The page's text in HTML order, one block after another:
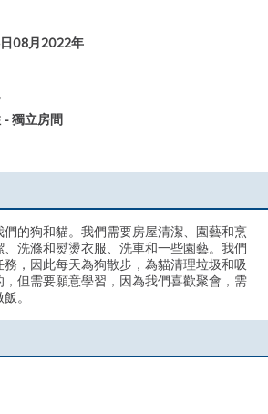
08月2022年
獨立房間
的狗和貓。我們需要房屋清潔、園藝和烹
洗滌和熨燙衣服、洗車和一些園藝。我們
，因此每天為狗散步，為貓清理垃圾和吸
但需要願意學習，因為我們喜歡聚會，需
。